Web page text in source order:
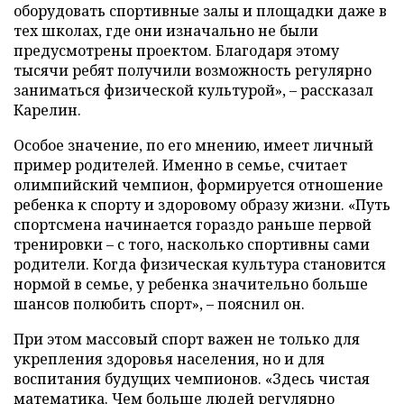
оборудовать спортивные залы и площадки даже в
тех школах, где они изначально не были
предусмотрены проектом. Благодаря этому
тысячи ребят получили возможность регулярно
заниматься физической культурой», – рассказал
Карелин.
Особое значение, по его мнению, имеет личный
пример родителей. Именно в семье, считает
олимпийский чемпион, формируется отношение
ребенка к спорту и здоровому образу жизни. «Путь
спортсмена начинается гораздо раньше первой
тренировки – с того, насколько спортивны сами
родители. Когда физическая культура становится
нормой в семье, у ребенка значительно больше
шансов полюбить спорт», – пояснил он.
При этом массовый спорт важен не только для
укрепления здоровья населения, но и для
воспитания будущих чемпионов. «Здесь чистая
математика. Чем больше людей регулярно